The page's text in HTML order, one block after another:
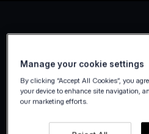
Manage your cookie settings
By clicking “Accept All Cookies”, you
your device to enhance site navigation,
our marketing efforts.